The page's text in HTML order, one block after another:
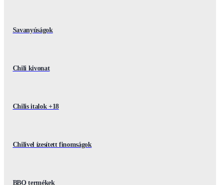
Savanyúságok
Chili kivonat
Chilis italok +18
Chilivel ízesített finomságok
BBQ termékek